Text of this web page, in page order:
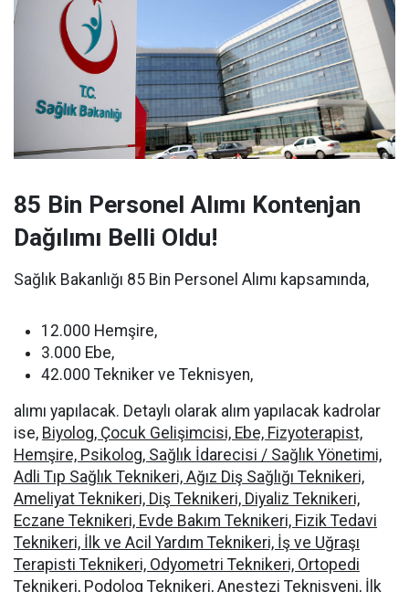
85 Bin Personel Alımı Kontenjan
Dağılımı Belli Oldu!
Sağlık Bakanlığı 85 Bin Personel Alımı kapsamında,
12.000 Hemşire,
3.000 Ebe,
42.000 Tekniker ve Teknisyen,
alımı yapılacak. Detaylı olarak alım yapılacak kadrolar
ise, Biyolog, Çocuk Gelişimcisi, Ebe, Fizyoterapist,
Hemşire, Psikolog, Sağlık İdarecisi / Sağlık Yönetimi,
Adli Tıp Sağlık Teknikeri, Ağız Diş Sağlığı Teknikeri,
Ameliyat Teknikeri, Diş Teknikeri, Diyaliz Teknikeri,
Eczane Teknikeri, Evde Bakım Teknikeri, Fizik Tedavi
Teknikeri, İlk ve Acil Yardım Teknikeri, İş ve Uğraşı
Terapisti Teknikeri, Odyometri Teknikeri, Ortopedi
Teknikeri, Podolog Teknikeri, Anestezi Teknisyeni, İlk